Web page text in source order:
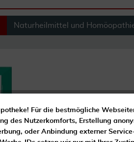
Naturheilmittel und
Böhm
Für die bestmögliche
des Nutzerkomforts, Erstellung
oder Anbindung externer